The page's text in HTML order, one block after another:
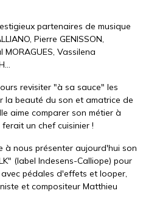
partenaires de musique
Pierre GENISSON,
MORAGUES, Vassilena
revisiter "à sa sauce" les
la beauté du son et amatrice de
aime comparer son métier à
un chef cuisinier !
à nous présenter aujourd'hui son
(label Indesens-Calliope) pour
pédales d'effets et looper,
et compositeur Matthieu